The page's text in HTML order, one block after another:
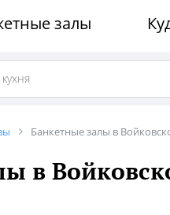
залы
Банкетные залы в
в